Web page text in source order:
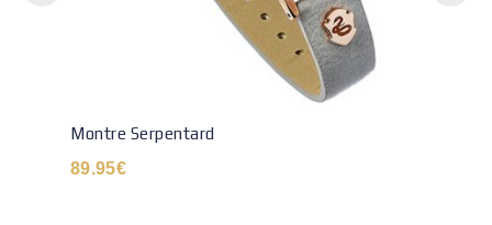
Montre Serpentard
89.95€